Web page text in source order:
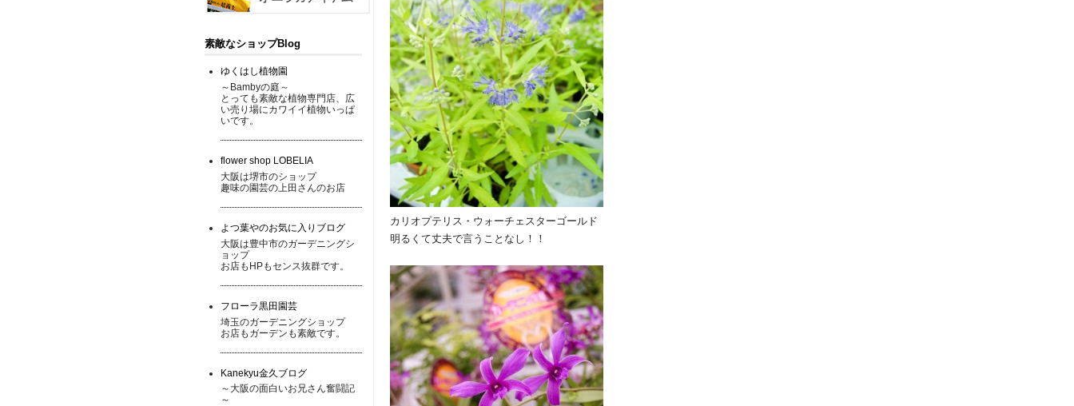
カリオプテリス・ウォーチェスターゴールド
明るくて丈夫で言うことなし！！
素敵なショップBlog
ゆくはし植物園
～Bambyの庭～
とっても素敵な植物専門店、広
い売り場にカワイイ植物いっぱ
いです。
flower shop LOBELIA
大阪は堺市のショップ
趣味の園芸の上田さんのお店
よつ葉やのお気に入りブログ
大阪は豊中市のガーデニングシ
ョップ
お店もHPもセンス抜群です。
フローラ黒田園芸
埼玉のガーデニングショップ
お店もガーデンも素敵です。
Kanekyu金久ブログ
～大阪の面白いお兄さん奮闘記
～